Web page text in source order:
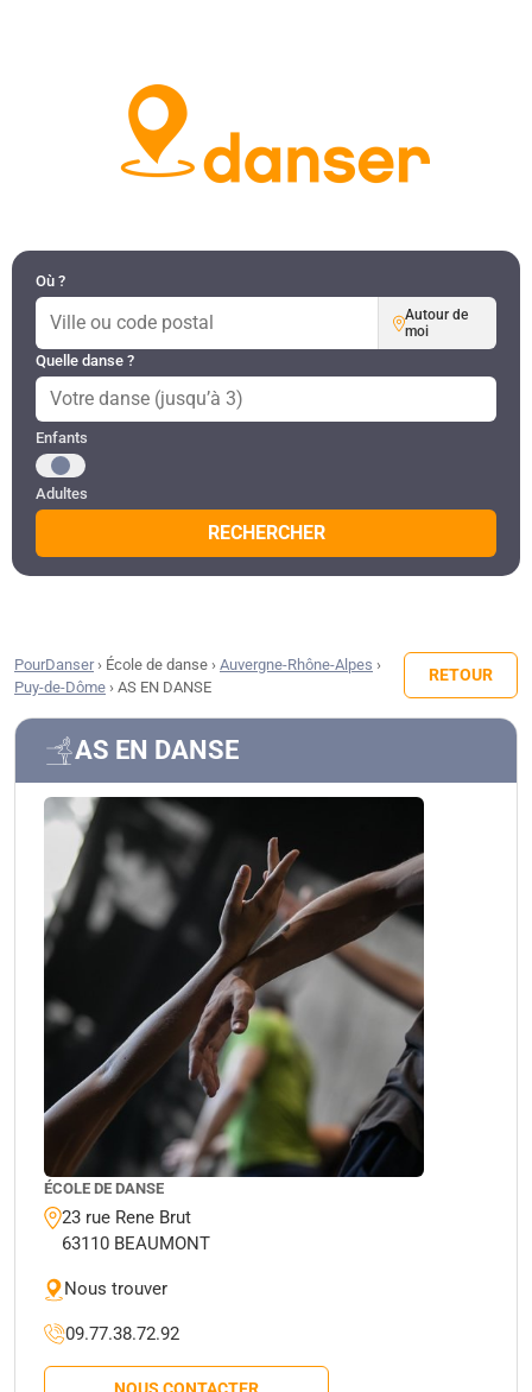
Où ?
Autour de
moi
Quelle danse ?
Public recherché
Enfants
Adultes
RECHERCHER
PourDanser› École de danse › Auvergne-Rhône-Alpes ›
Puy-de-Dôme › AS EN DANSE
RETOUR
AS EN DANSE
ÉCOLE DE DANSE
23 rue Rene Brut
63110 BEAUMONT
Nous trouver
09.77.38.72.92